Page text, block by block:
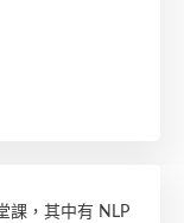
課，其中有 NLP